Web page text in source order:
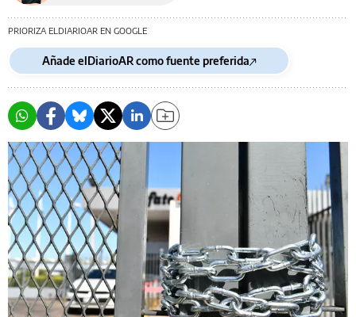
PRIORIZA ELDIARIOAR EN GOOGLE
Añade elDiarioAR como fuente preferida